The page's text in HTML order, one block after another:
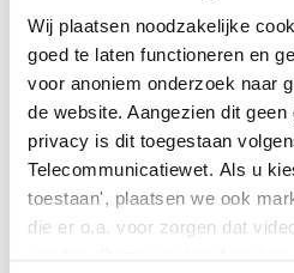
Wij plaatsen noodzakelijke
goed te laten functioneren en
voor anoniem onderzoek naar
de website. Aangezien dit
privacy is dit toegestaan
Telecommunicatiewet. Als u
toestaan', plaatsen we ook
die er o.a. voor zorgen dat
voorzien van
Wat is de definitie
opname/urgentie-
Hoe leg je externe